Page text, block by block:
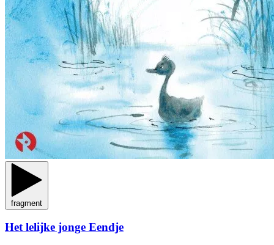
fragment
Het lelijke jonge Eendje